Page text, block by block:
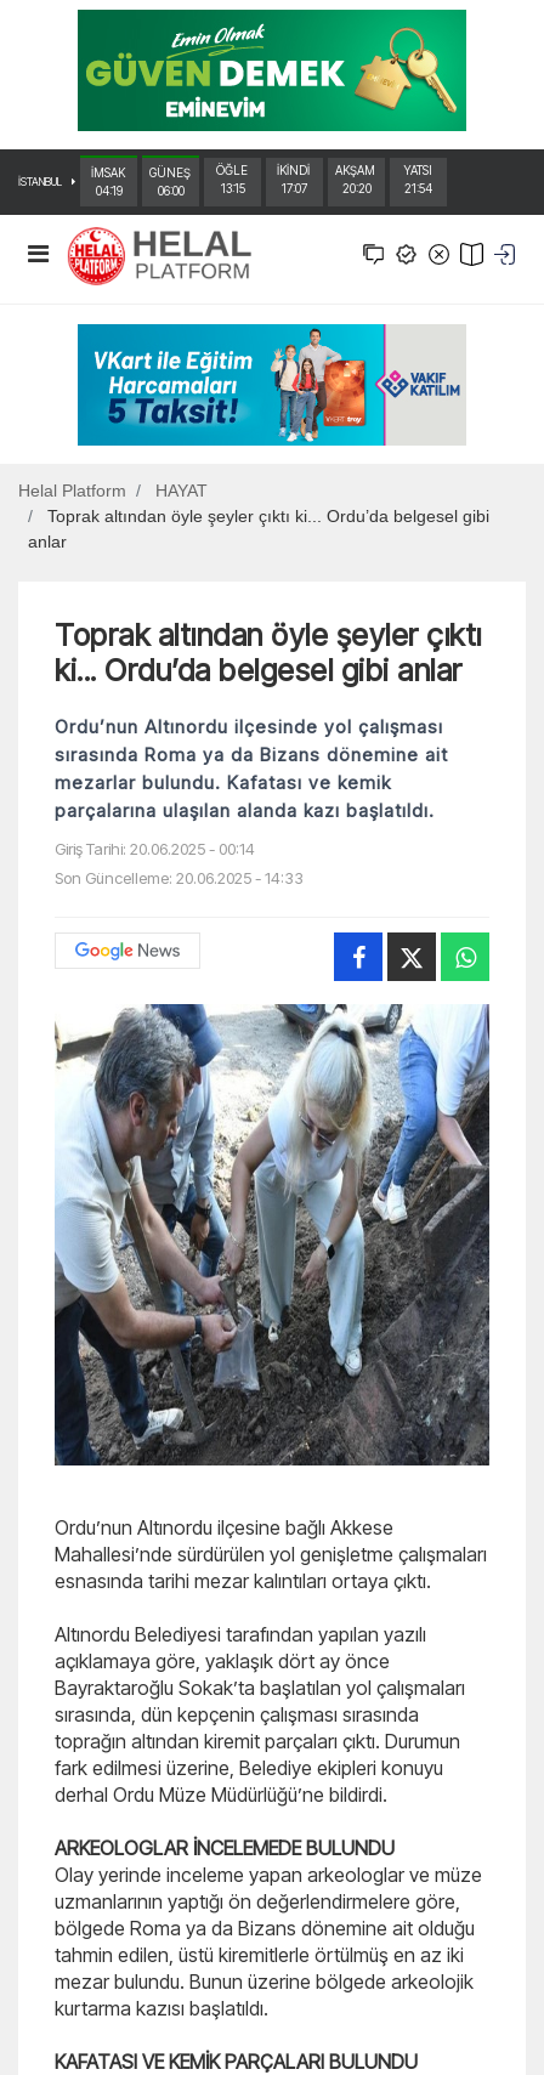
İSTANBUL
İMSAK
04:19
GÜNEŞ
06:00
ÖĞLE
13:15
İKİNDİ
17:07
AKŞAM
20:20
YATSI
21:54
Helal Platform
HAYAT
Toprak altından öyle şeyler çıktı ki... Ordu’da belgesel gibi
anlar
Toprak altından öyle şeyler çıktı
ki... Ordu’da belgesel gibi anlar
Ordu’nun Altınordu ilçesinde yol çalışması
sırasında Roma ya da Bizans dönemine ait
mezarlar bulundu. Kafatası ve kemik
parçalarına ulaşılan alanda kazı başlatıldı.
Giriş Tarihi: 20.06.2025 - 00:14
Son Güncelleme: 20.06.2025 - 14:33
Ordu’nun Altınordu ilçesine bağlı Akkese
Mahallesi’nde sürdürülen yol genişletme çalışmaları
esnasında tarihi mezar kalıntıları ortaya çıktı.
Altınordu Belediyesi tarafından yapılan yazılı
açıklamaya göre, yaklaşık dört ay önce
Bayraktaroğlu Sokak’ta başlatılan yol çalışmaları
sırasında, dün kepçenin çalışması sırasında
toprağın altından kiremit parçaları çıktı. Durumun
fark edilmesi üzerine, Belediye ekipleri konuyu
derhal Ordu Müze Müdürlüğü’ne bildirdi.
ARKEOLOGLAR İNCELEMEDE BULUNDU
Olay yerinde inceleme yapan arkeologlar ve müze
uzmanlarının yaptığı ön değerlendirmelere göre,
bölgede Roma ya da Bizans dönemine ait olduğu
tahmin edilen, üstü kiremitlerle örtülmüş en az iki
mezar bulundu. Bunun üzerine bölgede arkeolojik
kurtarma kazısı başlatıldı.
KAFATASI VE KEMİK PARÇALARI BULUNDU